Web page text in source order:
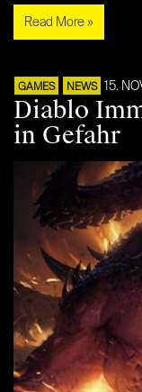
Read More »
GAMES NEWS 15.
Diablo
in Gefahr